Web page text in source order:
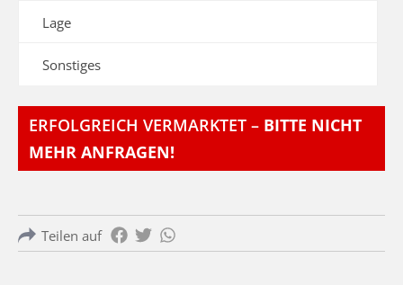
Lage
Sonstiges
ERFOLGREICH VERMARKTET – BITTE NICHT
MEHR ANFRAGEN!
Teilen auf